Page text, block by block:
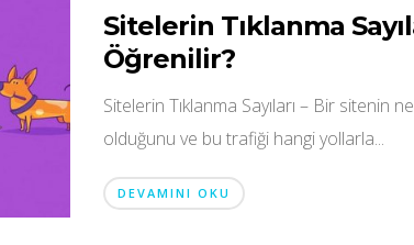
Sitelerin Tıklanma
Öğrenilir?
Sitelerin Tıklanma Sayıları – Bir sitenin
olduğunu ve bu trafiği hangi yollarla...
DEVAMINI OKU